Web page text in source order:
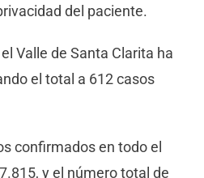
del paciente.
Valle de Santa Clarita ha
el total a 612 casos
confirmados en todo el
y el número total de